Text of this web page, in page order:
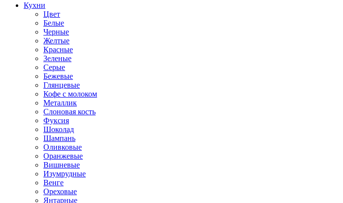
Кухни
Цвет
Белые
Черные
Желтые
Красные
Зеленые
Серые
Бежевые
Глянцевые
Кофе с молоком
Металлик
Слоновая кость
Фуксия
Шоколад
Шампань
Оливковые
Оранжевые
Вишневые
Изумрудные
Венге
Ореховые
Янтарные